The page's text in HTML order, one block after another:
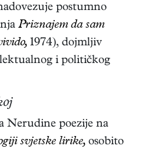
postumno
Priznajem da sam
1974), dojmljiv
i političkog
Nerudine poezije na
svjetske lirike, osobito